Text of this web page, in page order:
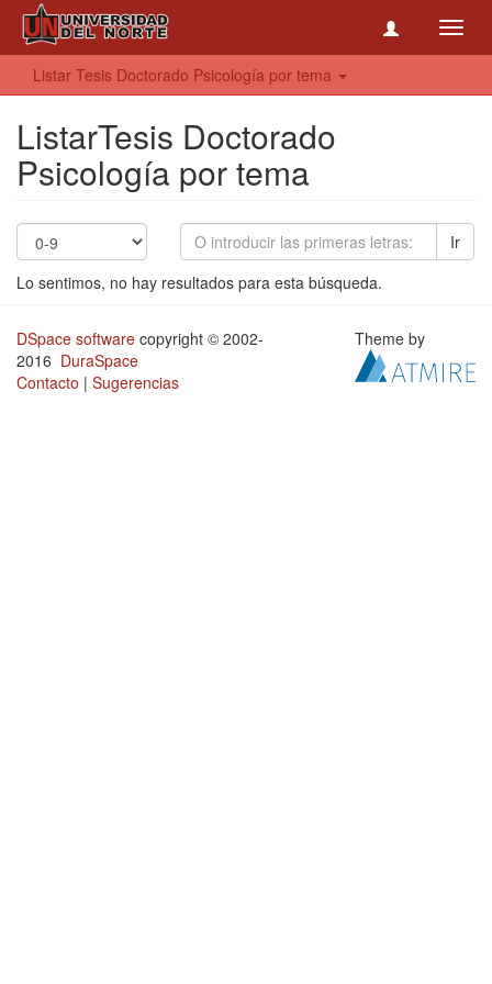
Listar Tesis Doctorado Psicología por tema
ListarTesis Doctorado
Psicología por tema
Ir
Lo sentimos, no hay resultados para esta búsqueda.
DSpace software copyright © 2002-
2016 DuraSpace
Contacto | Sugerencias
Theme by